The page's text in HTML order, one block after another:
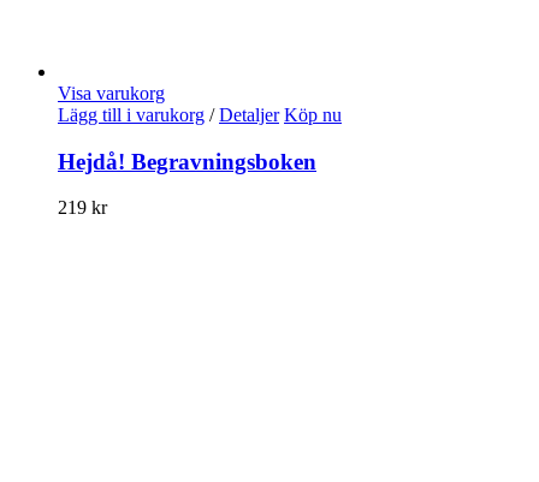
Visa varukorg
Lägg till i varukorg / Detaljer Köp nu
Hejdå! Begravningsboken
219 kr